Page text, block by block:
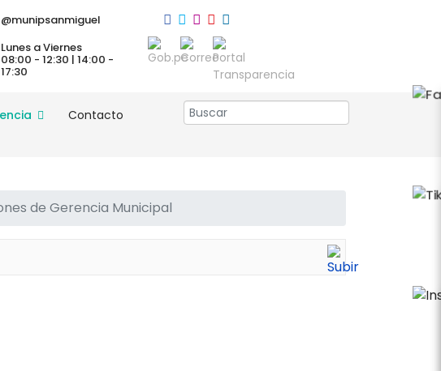
@munipsanmiguel
Lunes a Viernes
08:00 - 12:30 | 14:00 -
17:30
Contacto
de Gerencia Municipal